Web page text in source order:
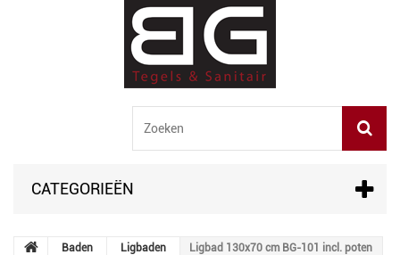
CATEGORIEËN
Baden Ligbaden Ligbad 130x70 cm BG-101 incl. poten